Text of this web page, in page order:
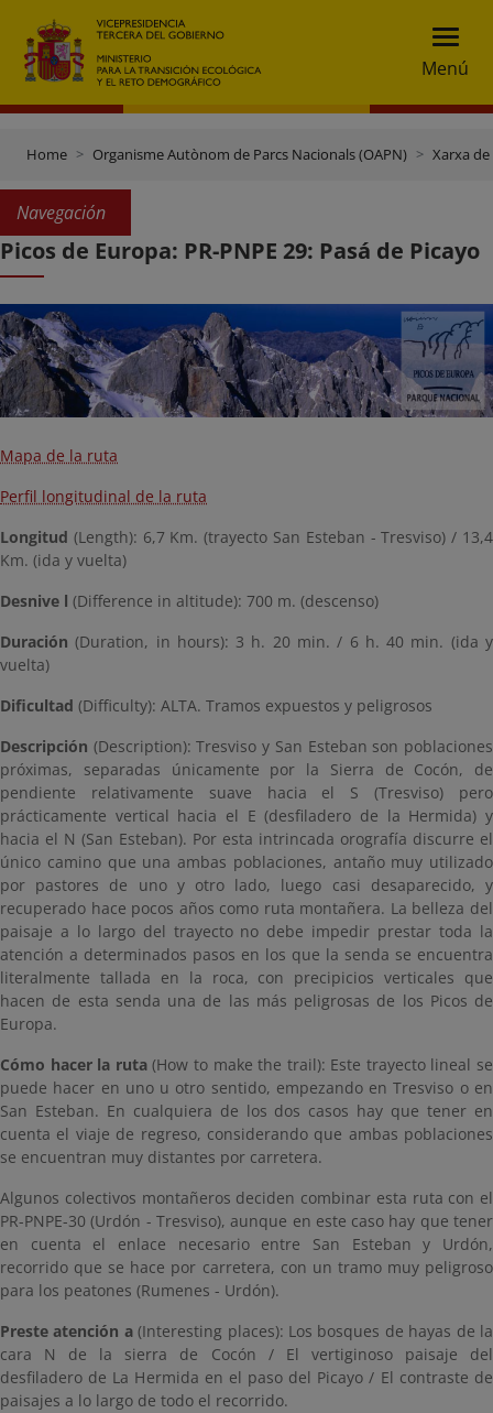
Menú
Home Organisme Autònom de Parcs Nacionals (OAPN) Xarxa
Navegación
Picos de Europa: PR-PNPE 29: Pasá de Picayo
Mapa de la ruta
Perfil longitudinal de la ruta
Longitud (Length): 6,7 Km. (trayecto San Esteban - Tresviso) / 13,4
Km. (ida y vuelta)
Desnive l (Difference in altitude): 700 m. (descenso)
Duración (Duration, in hours): 3 h. 20 min. / 6 h. 40 min. (ida y
vuelta)
Dificultad (Difficulty): ALTA. Tramos expuestos y peligrosos
Descripción (Description): Tresviso y San Esteban son poblaciones
próximas, separadas únicamente por la Sierra de Cocón, de
pendiente relativamente suave hacia el S (Tresviso) pero
prácticamente vertical hacia el E (desfiladero de la Hermida) y
hacia el N (San Esteban). Por esta intrincada orografía discurre el
único camino que una ambas poblaciones, antaño muy utilizado
por pastores de uno y otro lado, luego casi desaparecido, y
recuperado hace pocos años como ruta montañera. La belleza del
paisaje a lo largo del trayecto no debe impedir prestar toda la
atención a determinados pasos en los que la senda se encuentra
literalmente tallada en la roca, con precipicios verticales que
hacen de esta senda una de las más peligrosas de los Picos de
Europa.
Cómo hacer la ruta(How to make the trail): Este trayecto lineal se
puede hacer en uno u otro sentido, empezando en Tresviso o en
San Esteban. En cualquiera de los dos casos hay que tener en
cuenta el viaje de regreso, considerando que ambas poblaciones
se encuentran muy distantes por carretera.
Algunos colectivos montañeros deciden combinar esta ruta con el
PR-PNPE-30 (Urdón - Tresviso), aunque en este caso hay que tener
en cuenta el enlace necesario entre San Esteban y Urdón,
recorrido que se hace por carretera, con un tramo muy peligroso
para los peatones (Rumenes - Urdón).
Preste atención a(Interesting places): Los bosques de hayas de la
cara N de la sierra de Cocón / El vertiginoso paisaje del
desfiladero de La Hermida en el paso del Picayo / El contraste de
paisajes a lo largo de todo el recorrido.